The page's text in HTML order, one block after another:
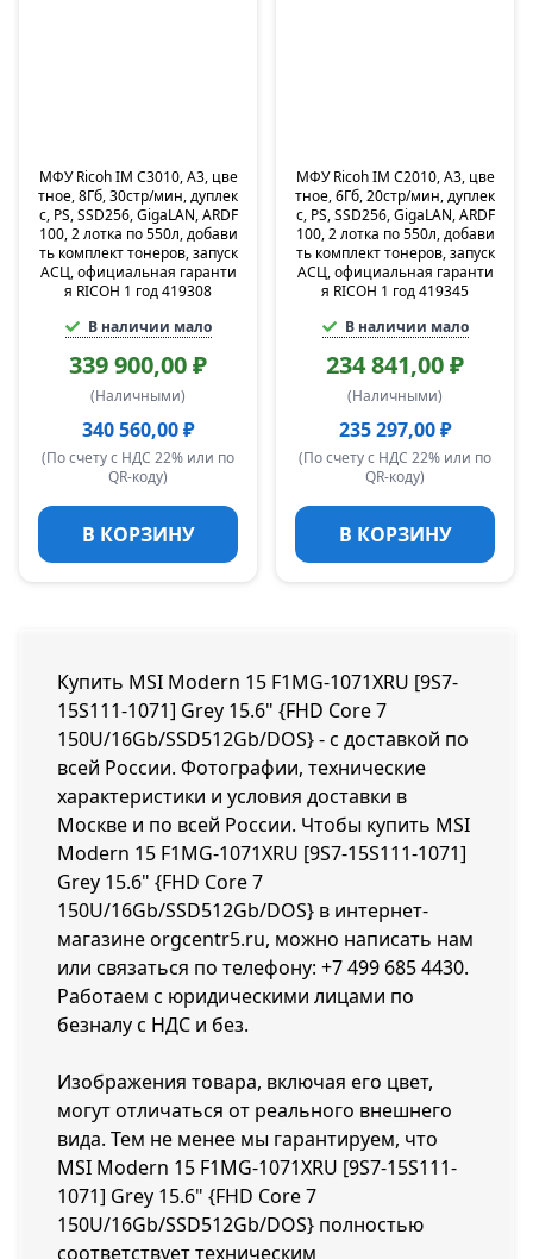
МФУ Ricoh IM C3010, A3, цве
тное, 8Гб, 30стр/мин, дуплек
с, PS, SSD256, GigaLAN, ARDF
100, 2 лотка по 550л, добави
ть комплект тонеров, запуск
АСЦ, официальная гаранти
я RICOH 1 год 419308
В наличии мало
339 900,00 ₽
(Наличными)
340 560,00 ₽
(По счету с НДС 22% или по
QR-коду)
В КОРЗИНУ
МФУ Ricoh IM C2010, A3, цве
тное, 6Гб, 20стр/мин, дуплек
с, PS, SSD256, GigaLAN, ARDF
100, 2 лотка по 550л, добави
ть комплект тонеров, запуск
АСЦ, официальная гаранти
я RICOH 1 год 419345
В наличии мало
234 841,00 ₽
(Наличными)
235 297,00 ₽
(По счету с НДС 22% или по
QR-коду)
В КОРЗИНУ
Купить MSI Modern 15 F1MG-1071XRU [9S7-
15S111-1071] Grey 15.6" {FHD Core 7
150U/16Gb/SSD512Gb/DOS} - с доставкой по
всей России. Фотографии, технические
характеристики и условия доставки в
Москве и по всей России. Чтобы купить MSI
Modern 15 F1MG-1071XRU [9S7-15S111-1071]
Grey 15.6" {FHD Core 7
150U/16Gb/SSD512Gb/DOS} в интернет-
магазине orgcentr5.ru, можно написать нам
или связаться по телефону: +7 499 685 4430.
Работаем с юридическими лицами по
безналу с НДС и без.
Изображения товара, включая его цвет,
могут отличаться от реального внешнего
вида. Тем не менее мы гарантируем, что
MSI Modern 15 F1MG-1071XRU [9S7-15S111-
1071] Grey 15.6" {FHD Core 7
150U/16Gb/SSD512Gb/DOS} полностью
соответствует техническим